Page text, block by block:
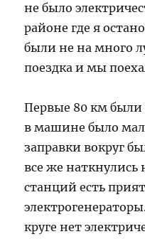
не было
районе где я
были не на много
поездка и мы
Первые 80 км были
в машине было
заправки вокруг
все же наткнулись
станций есть
круге нет